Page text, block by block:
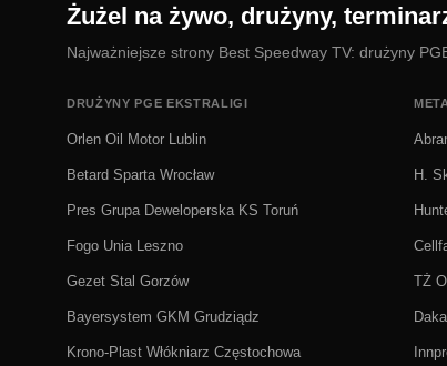
Żużel na żywo, drużyny,
Najważniejsze strony Best Speedway TV: drużyny
DRUŻYNY PGE EKSTRALIGI
Orlen Oil Motor Lublin
Betard Sparta Wrocław
Pres Grupa Deweloperska KS Toruń
Fogo Unia Leszno
Gezet Stal Gorzów
Bayersystem GKM Grudziądz
Krono-Plast Włókniarz Częstochowa
H.
TŻ